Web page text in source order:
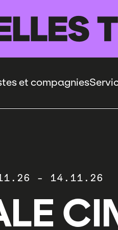
et compagnies
- 14.11.26